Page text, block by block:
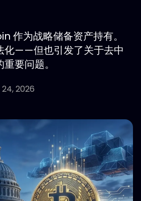
作为战略储备资产持有。
化——但也引发了关于去中
要问题。
24, 2026